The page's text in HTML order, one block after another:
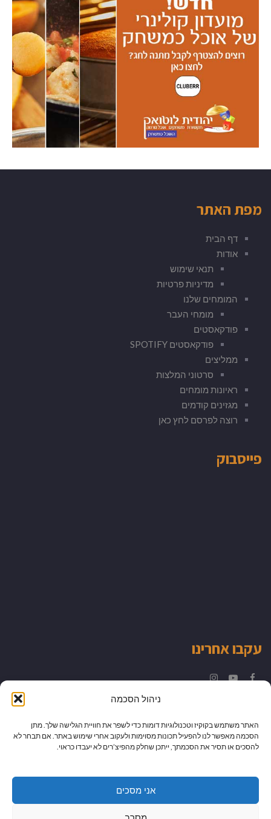
ניהול הסכמה
האתר משתמש בקוקיז וטכנולוגיות דומות כדי לשפר את חוויית הגלישה שלך. מתן
הסכמה מאפשר לנו להפעיל תכונות מסוימות ולעקוב אחרי שימוש באתר. אם תבחר לא
להסכים או תסיר את הסכמתך, ייתכן שחלק מהפיצ’רים לא יעבדו כראוי.
אני מסכים
מפת האתר
דף הבית
אודות
תנאי שימוש
מדיניות פרטיות
המומחים שלנו
מומחי העבר
פודקאסטים
פודקאסטים SPOTIFY
ממליצים
סרטוני המלצות
ראיונות מומחים
מגזינים קודמים
רוצה לפרסם לחץ כאן
פייסבוק
עקבו אחרינו